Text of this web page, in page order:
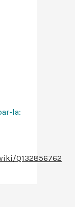
la:
Q132856762